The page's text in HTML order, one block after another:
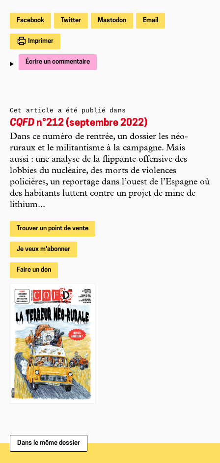
Facebook Twitter Mastodon Email
Imprimer
Écrire un commentaire
Cet article a été publié dans
CQFD n°212 (septembre 2022)
Dans ce numéro de rentrée, un dossier les néo-
ruraux et le militantisme à la campagne. Mais
aussi : une analyse de la flippante offensive des
lobbies du nucléaire, des morts de violences
policières, un reportage dans l’ouest de l’Espagne où
des habitants luttent contre un projet de mine de
lithium...
Trouver un point de vente
Je veux m'abonner
Faire un don
Dans le même dossier